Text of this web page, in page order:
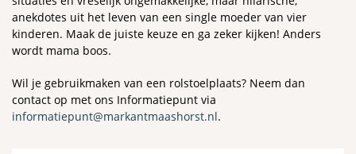
anekdotes uit het leven van een single moeder van vier
kinderen. Maak de juiste keuze en ga zeker kijken! Anders
wordt mama boos.
Wil je gebruikmaken van een rolstoelplaats? Neem dan
contact op met ons Informatiepunt via
informatiepunt@markantmaashorst.nl.